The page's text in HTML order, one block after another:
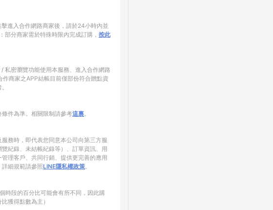
進入合作網路商家後，請於24小時內並
部分商家需於特殊時限內完成訂購， 按此
私密瀏覽功能使用本服務、進入合作網路
商家之APP結帳目前僅部份符合贈點資
件為準。相關限制請參考這裏。
務時，即代表您同意本公司向第三方服
紀錄、未結帳紀錄等）、訂單資訊、用
理客戶、共同行銷、提供更完善的應用
細規範請參照LINE隱私權政策。
時段的百分比可能會有所不同，因此購
獲得點數為主）